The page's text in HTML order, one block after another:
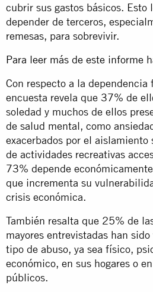
cubrir sus gastos básicos. Esto
depender de terceros,
remesas, para sobrevivir.
Para leer más de este informe
Con respecto a la dependencia
encuesta revela que 37% de
soledad y muchos de ellos
de salud mental, como
exacerbados por el aislamiento
de actividades recreativas
73% depende
que incrementa su
crisis económica.
También resalta que 25% de
mayores entrevistadas han
tipo de abuso, ya sea físico,
económico, en sus hogares o
públicos.